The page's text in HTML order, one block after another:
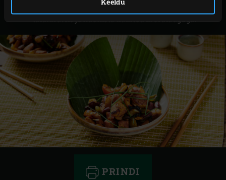
Võta vokk ettevaatlikult EGGist välja. Tõsta
PRINDI